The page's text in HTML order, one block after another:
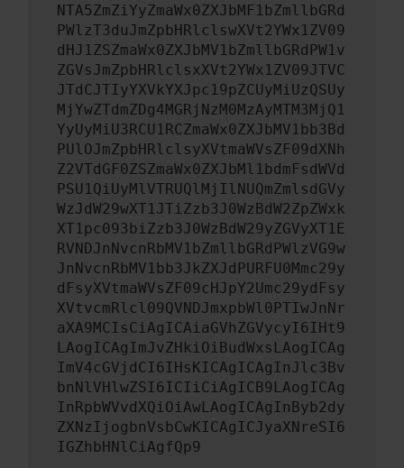
NTA5ZmZiYyZmaWx0ZXJbMF1bZmllbGRd
PWlzT3duJmZpbHRlclswXVt2YWx1ZV09
dHJ1ZSZmaWx0ZXJbMV1bZmllbGRdPW1v
ZGVsJmZpbHRlclsxXVt2YWx1ZV09JTVC
JTdCJTIyYXVkYXJpc19pZCUyMiUzQSUy
MjYwZTdmZDg4MGRjNzM0MzAyMTM3MjQ1
YyUyMiU3RCU1RCZmaWx0ZXJbMV1bb3Bd
PUlOJmZpbHRlclsyXVtmaWVsZF09dXNh
Z2VTdGF0ZSZmaWx0ZXJbMl1bdmFsdWVd
PSU1QiUyMlVTRUQlMjIlNUQmZmlsdGVy
WzJdW29wXT1JTiZzb3J0WzBdW2ZpZWxk
XT1pc093biZzb3J0WzBdW29yZGVyXT1E
RVNDJnNvcnRbMV1bZmllbGRdPWlzVG9w
JnNvcnRbMV1bb3JkZXJdPURFU0Mmc29y
dFsyXVtmaWVsZF09cHJpY2Umc29ydFsy
XVtvcmRlcl09QVNDJmxpbWl0PTIwJnNr
aXA9MCIsCiAgICAiaGVhZGVycyI6IHt9
LAogICAgImJvZHkiOiBudWxsLAogICAg
ImV4cGVjdCI6IHsKICAgICAgInJlc3Bv
bnNlVHlwZSI6ICIiCiAgICB9LAogICAg
InRpbWVvdXQiOiAwLAogICAgInByb2dy
ZXNzIjogbnVsbCwKICAgICJyaXNreSI6
IGZhbHNlCiAgfQp9